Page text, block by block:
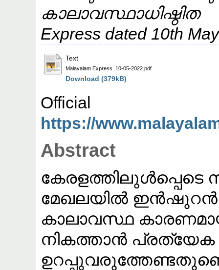
Express dated 10th
Text
Malayalam Express_10-05-2022.pdf
Download (379kB)
https://
Abstract
മേഖലയില്‍
കാലാവസ്ഥ
നികത്താന്‍